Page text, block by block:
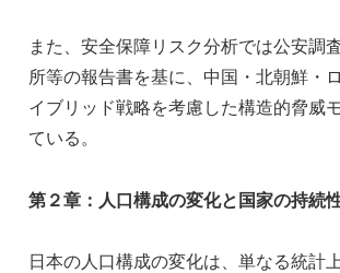
また、安全保障リスク分析では公安調
所等の報告書を基に、中国・北朝鮮・
イブリッド戦略を考慮した構造的脅威
ている。
第２章：人口構成の変化と国家の持続
日本の人口構成の変化は、単なる統計